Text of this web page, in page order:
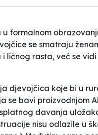
formalnom
se smatraju
ličnog rasta, već se
djevojčica koje bi u
se bavi proizvodnjom
davanja
nisu odlazile u